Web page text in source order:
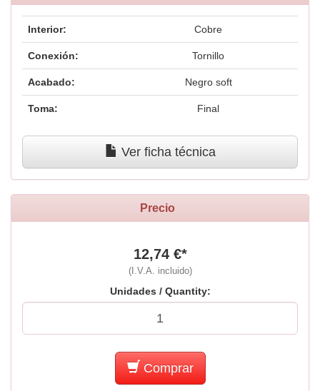
Interior: Cobre
Conexión: Tornillo
Acabado: Negro soft
Toma: Final
Ver ficha técnica
Precio
12,74 €*
(I.V.A. incluido)
Unidades / Quantity:
Comprar